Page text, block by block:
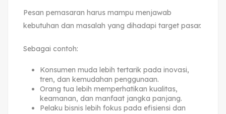
Pesan pemasaran harus mampu menjawab
kebutuhan dan masalah yang dihadapi target pasar.
Sebagai contoh:
Konsumen muda lebih tertarik pada inovasi,
tren, dan kemudahan penggunaan.
Orang tua lebih memperhatikan kualitas,
keamanan, dan manfaat jangka panjang.
Pelaku bisnis lebih fokus pada efisiensi dan